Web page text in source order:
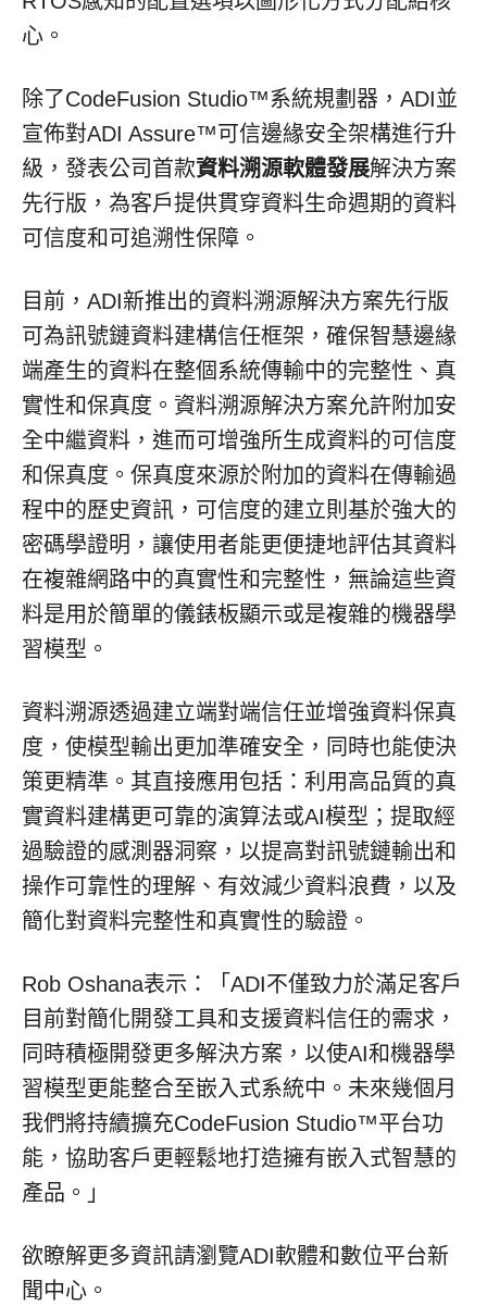
心。
除了CodeFusion Studio™系統規劃器，ADI並
宣佈對ADI Assure™可信邊緣安全架構進行升
級，發表公司首款資料溯源軟體發展解決方案
先行版，為客戶提供貫穿資料生命週期的資料
可信度和可追溯性保障。
目前，ADI新推出的資料溯源解決方案先行版
可為訊號鏈資料建構信任框架，確保智慧邊緣
端產生的資料在整個系統傳輸中的完整性、真
實性和保真度。資料溯源解決方案允許附加安
全中繼資料，進而可增強所生成資料的可信度
和保真度。保真度來源於附加的資料在傳輸過
程中的歷史資訊，可信度的建立則基於強大的
密碼學證明，讓使用者能更便捷地評估其資料
在複雜網路中的真實性和完整性，無論這些資
料是用於簡單的儀錶板顯示或是複雜的機器學
習模型。
資料溯源透過建立端對端信任並增強資料保真
度，使模型輸出更加準確安全，同時也能使決
策更精準。其直接應用包括：利用高品質的真
實資料建構更可靠的演算法或AI模型；提取經
過驗證的感測器洞察，以提高對訊號鏈輸出和
操作可靠性的理解、有效減少資料浪費，以及
簡化對資料完整性和真實性的驗證。
Rob Oshana表示：「ADI不僅致力於滿足客戶
目前對簡化開發工具和支援資料信任的需求，
同時積極開發更多解決方案，以使AI和機器學
習模型更能整合至嵌入式系統中。未來幾個月
我們將持續擴充CodeFusion Studio™平台功
能，協助客戶更輕鬆地打造擁有嵌入式智慧的
產品。」
欲瞭解更多資訊請瀏覽ADI軟體和數位平台新
聞中心。